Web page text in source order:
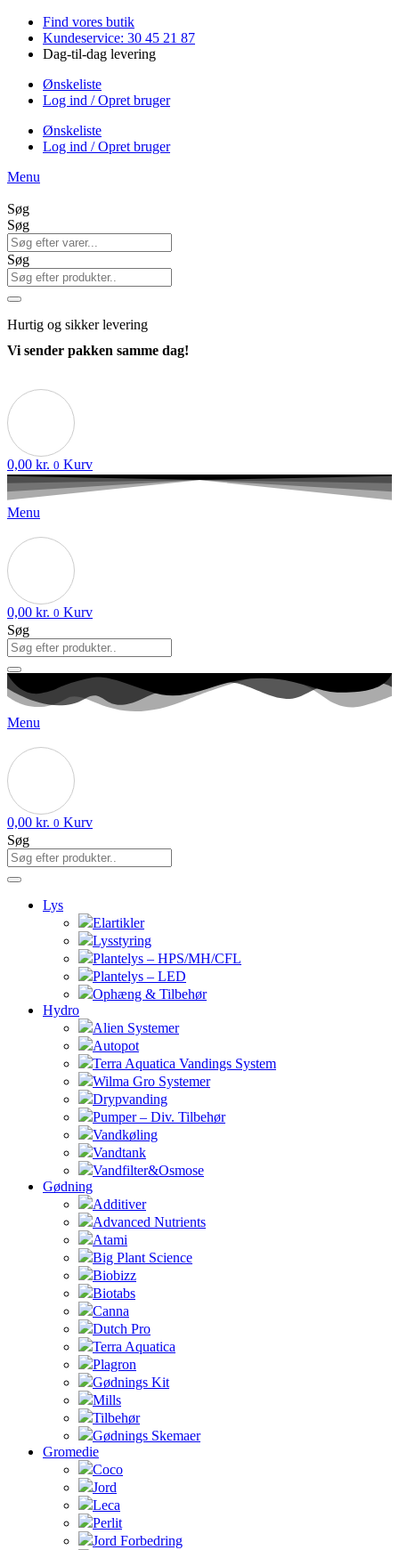
Videre
indhold
Find vores butik
Kundeservice: 30 45 21 87
Dag-til-dag levering
Ønskeliste
Log ind / Opret bruger
Ønskeliste
Log ind / Opret bruger
Menu
Søg
Søg
Søg
Hurtig og sikker levering
Vi sender pakken samme dag!
0,00 kr. 0 Kurv
Menu
0,00 kr. 0 Kurv
Søg
Menu
0,00 kr. 0 Kurv
Søg
Lys
Elartikler
Lysstyring
Plantelys – HPS/MH/CFL
Plantelys – LED
Ophæng & Tilbehør
Hydro
Alien Systemer
Autopot
Terra Aquatica Vandings System
Wilma Gro Systemer
Drypvanding
Pumper – Div. Tilbehør
Vandkøling
Vandtank
Vandfilter&Osmose
Gødning
Additiver
Advanced Nutrients
Atami
Big Plant Science
Biobizz
Biotabs
Canna
Dutch Pro
Terra Aquatica
Plagron
Gødnings Kit
Mills
Tilbehør
Gødnings Skemaer
Gromedie
Coco
Jord
Leca
Perlit
Jord Forbedring